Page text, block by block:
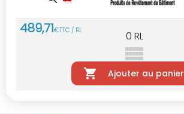
489,71€TTC / RL 0 RL
Ajouter au panier